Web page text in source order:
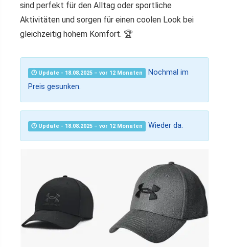
sind perfekt für den Alltag oder sportliche
Aktivitäten und sorgen für einen coolen Look bei
gleichzeitig hohem Komfort. 🏆
🕐 Update - 18.08.2025 – vor 12 Monaten
Nochmal im
Preis gesunken.
🕐 Update - 18.08.2025 – vor 12 Monaten Wieder da.